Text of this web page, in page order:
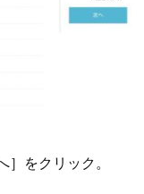
をクリック。